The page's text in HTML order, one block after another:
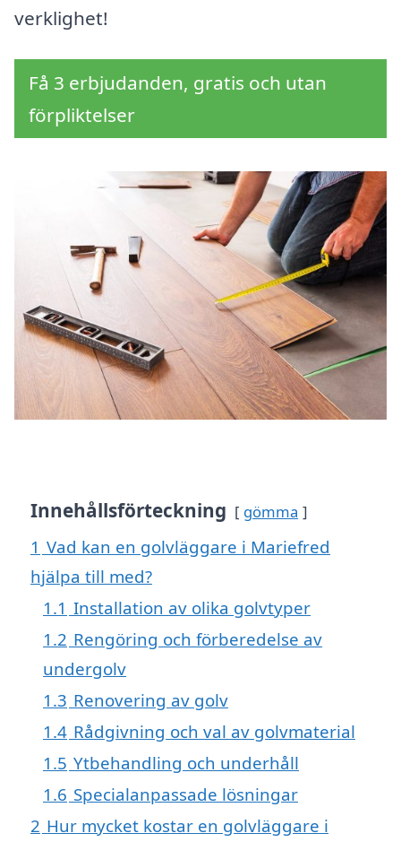
verklighet!
Få 3 erbjudanden, gratis och utan
förpliktelser
Innehållsförteckning gömma
1 Vad kan en golvläggare i Mariefred
hjälpa till med?
1.1 Installation av olika golvtyper
1.2 Rengöring och förberedelse av
undergolv
1.3 Renovering av golv
1.4 Rådgivning och val av golvmaterial
1.5 Ytbehandling och underhåll
1.6 Specialanpassade lösningar
2 Hur mycket kostar en golvläggare i